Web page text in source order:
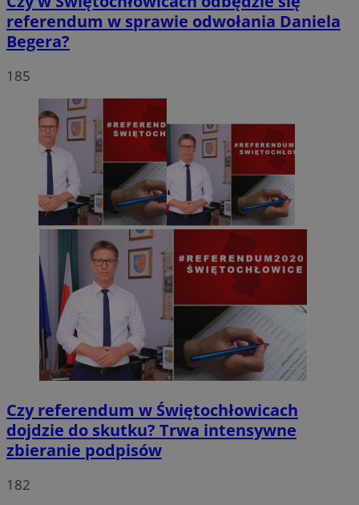
referendum w sprawie odwołania Daniela
Begera?
185
Czy referendum w Świętochłowicach
dojdzie do skutku? Trwa intensywne
zbieranie podpisów
182